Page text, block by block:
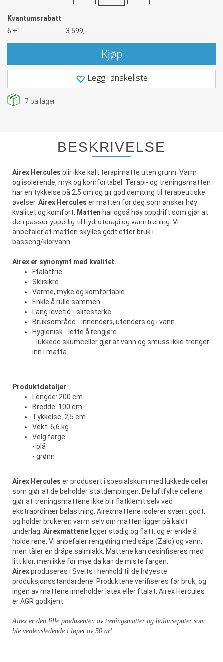
Kvantumsrabatt
6 +
3 599,-
Kjøp
Legg i ønskeliste
7 på lager
BESKRIVELSE
Airex Hercules blir ikke kalt terapimatte uten grunn. Varm
og isolerende, myk og komfortabel. Terapi- og treningsmatten
har en tykkelse på 2,5 cm og gir god demping til terapeutiske
øvelser. Airex Hercules er matten for deg som ønsker høy
kvalitet og komfort.
Matten har også høy oppdrift som gjør at
den passer ypperlig til hydroterapi og vanntrening. Vi
anbefaler at matten skylles godt etter bruk i
basseng/klorvann.
Airex er synonymt med kvalitet.
Ftalatfrie
Sklisikre
Varme, myke og komfortable
Enkle å rulle sammen
Lang levetid - slitesterke
Bruksområde - innendørs, utendørs og i vann
Hygienisk - lette å rengjøre
- lukkede skumceller gjør at vann og smuss ikke trenger
inn i matta
Produktdetaljer
Lengde: 200 cm
Bredde: 100 cm
Tykkelse: 2,5 cm
Vekt: 6,6 kg
Velg farge:
- blå
- grønn
Airex Hercules er produsert i spesialskum med lukkede celler
som gjør at de beholder støtdempingen. De luftfylte cellene
gjør at treningsmattene ikke blir flatklemt selv ved
ekstraordinær belastning. Airexmattene isolerer svært godt,
og holder brukeren varm selv om matten ligger på kaldt
underlag. Airexmattene ligger stødig og flatt, og er enkle å
holde rene. Vi anbefaler rengjøring med såpe (Zalo) og vann,
men tåler en dråpe salmiakk. Mattene kan desinfiseres med
litt klor, men ikke for mye da kan de miste fargen.
Airexproduseres i Sveits i henhold til de høyeste
produksjonsstandardene. Produktene verifiseres før bruk, og
ingen av mattene inneholder latex eller ftalat. Airex Hercules
er AGR godkjent.
Airex er den lille produsenten av treningsmatter og balanseputer som
ble verdensledende i løpet av 50 år!